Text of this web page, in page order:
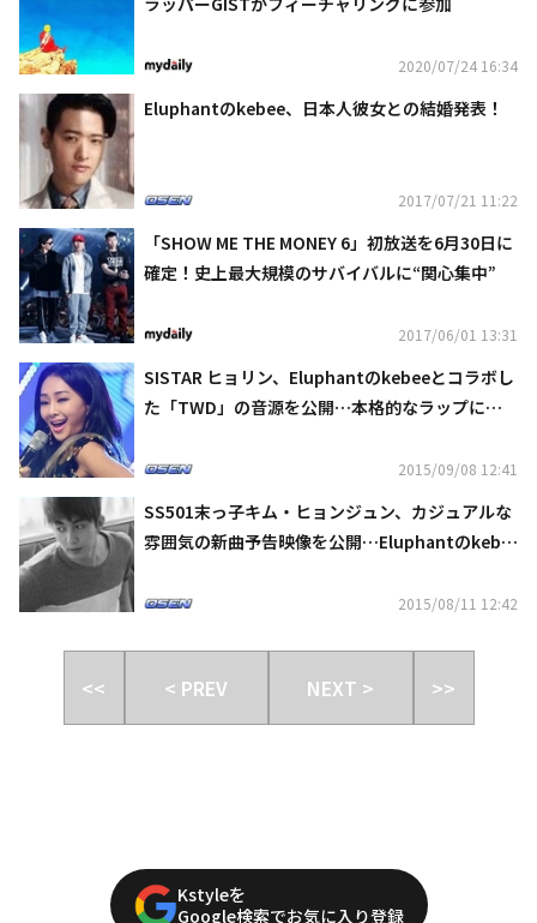
2020/07/24 16:34
Eluphantのkebee、日本人彼女との結婚発表！
2017/07/21 11:22
「SHOW ME THE MONEY 6」初放送を6月30日に
確定！史上最大規模のサバイバルに“関心集中”
2017/06/01 13:31
SISTAR ヒョリン、Eluphantのkebeeとコラボし
た「TWD」の音源を公開…本格的なラップに挑
2015/09/08 12:41
SS501末っ子キム・ヒョンジュン、カジュアルな
雰囲気の新曲予告映像を公開…Eluphantのkebe
2015/08/11 12:42
<< < PREV NEXT > >>
Kstyleを
Google検索でお気に入り登録